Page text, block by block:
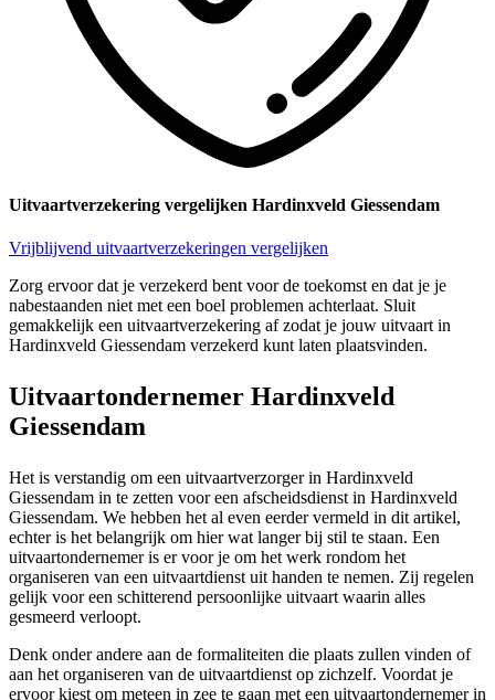
Uitvaartverzekering vergelijken Hardinxveld Giessendam
Vrijblijvend uitvaartverzekeringen vergelijken
Zorg ervoor dat je verzekerd bent voor de toekomst en dat je je
nabestaanden niet met een boel problemen achterlaat. Sluit
gemakkelijk een uitvaartverzekering af zodat je jouw uitvaart in
Hardinxveld Giessendam verzekerd kunt laten plaatsvinden.
Uitvaartondernemer Hardinxveld
Giessendam
Het is verstandig om een uitvaartverzorger in Hardinxveld
Giessendam in te zetten voor een afscheidsdienst in Hardinxveld
Giessendam. We hebben het al even eerder vermeld in dit artikel,
echter is het belangrijk om hier wat langer bij stil te staan. Een
uitvaartondernemer is er voor je om het werk rondom het
organiseren van een uitvaartdienst uit handen te nemen. Zij regelen
gelijk voor een schitterend persoonlijke uitvaart waarin alles
gesmeerd verloopt.
Denk onder andere aan de formaliteiten die plaats zullen vinden of
aan het organiseren van de uitvaartdienst op zichzelf. Voordat je
ervoor kiest om meteen in zee te gaan met een uitvaartondernemer in